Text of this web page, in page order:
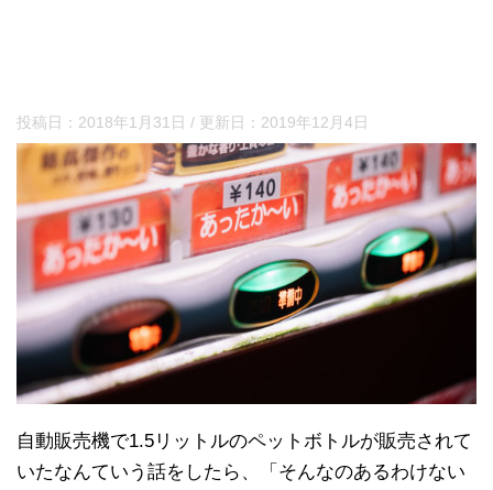
投稿日： 2018年1月31日 / 更新日： 2019年12月4日
自動販売機で1.5リットルのペットボトルが販売されて
いたなんていう話をしたら、「そんなのあるわけない